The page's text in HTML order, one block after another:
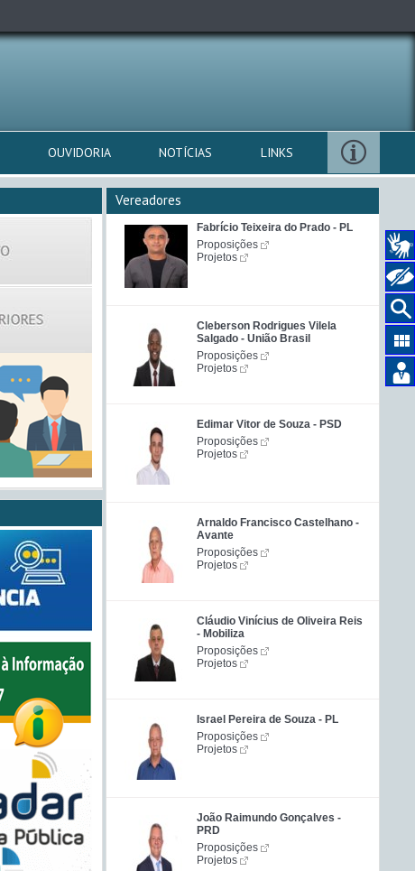
OUVIDORIA NOTÍCIAS LINKS
Vereadores
Fabrício Teixeira do Prado - PL
Proposições
Projetos
Cleberson Rodrigues Vilela
Salgado - União Brasil
Proposições
Projetos
Edimar Vitor de Souza - PSD
Proposições
Projetos
Arnaldo Francisco Castelhano -
Avante
Proposições
Projetos
Cláudio Vinícius de Oliveira Reis
- Mobiliza
Proposições
Projetos
Israel Pereira de Souza - PL
Proposições
Projetos
João Raimundo Gonçalves -
PRD
Proposições
Projetos